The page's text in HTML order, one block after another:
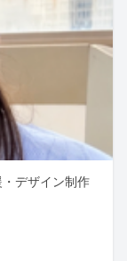
デザイン制作